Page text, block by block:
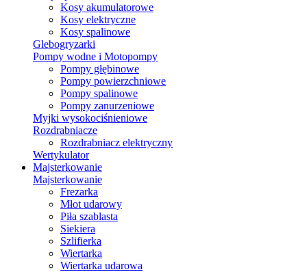
Kosy akumulatorowe
Kosy elektryczne
Kosy spalinowe
Glebogryzarki
Pompy wodne i Motopompy
Pompy głębinowe
Pompy powierzchniowe
Pompy spalinowe
Pompy zanurzeniowe
Myjki wysokociśnieniowe
Rozdrabniacze
Rozdrabniacz elektryczny
Wertykulator
Majsterkowanie
Majsterkowanie
Frezarka
Młot udarowy
Piła szablasta
Siekiera
Szlifierka
Wiertarka
Wiertarka udarowa